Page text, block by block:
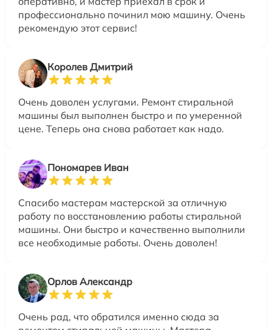
профессионально починил мою машину. Очень
рекомендую этот сервис!
Королев Дмитрий
Очень доволен услугами. Ремонт стиральной
машины был выполнен быстро и по умеренной
цене. Теперь она снова работает как надо.
Пономарев Иван
Спасибо мастерам мастерской за отличную
работу по восстановлению работы стиральной
машины. Они быстро и качественно выполнили
все необходимые работы. Очень доволен!
Орлов Александр
Очень рад, что обратился именно сюда за